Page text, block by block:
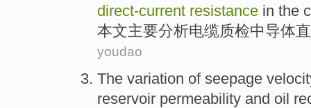
direct-current resistance in the
本文主要分析电缆质检中导体
youdao
The variation of seepage
reservoir permeability and oil